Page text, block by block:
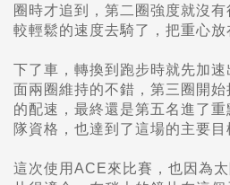
圈時才追到，第二圈強度就沒
較輕鬆的速度去騎了，把重心放
下了車，轉換到跑步時就先加
面兩圈維持的不錯，第三圈開
的配速，最終還是第五名進了重
隊資格，也達到了這場的主要目
這次使用ACE來比賽，也因為